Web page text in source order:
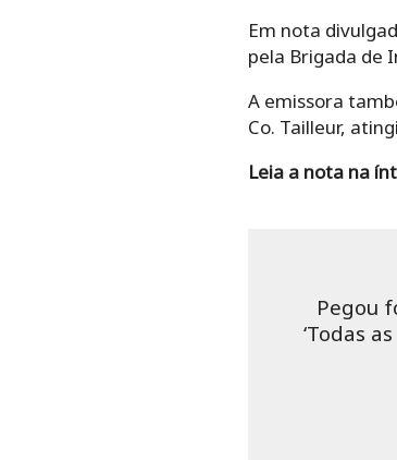
Em nota
pela Brigada de
A emissora
Co. Tailleur,
Leia a nota na
Pegou
‘Todas